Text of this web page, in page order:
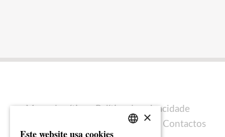
Mapa do sítio
Política de privacidade
Ficha técnica Contactos
×
Este website usa cookies